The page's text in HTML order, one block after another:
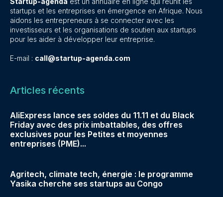
startups et les entreprises en émergence en Afrique. Nous
aidons les entrepreneurs à se connecter avec les
investisseurs et les organisations de soutien aux startups
pour les aider à développer leur entreprise.
E-mail : call@startup-agenda.com
Articles récents
AliExpress lance ses soldes du 11.11 et du Black
Friday avec des prix imbattables, des offres
exclusives pour les Petites et moyennes
entreprises (PME)...
Agritech, climate tech, énergie : le programme
Yasika cherche ses startups au Congo